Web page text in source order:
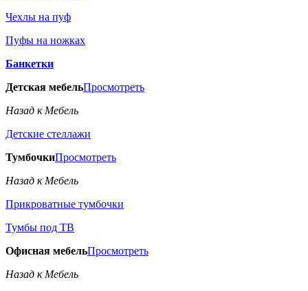
Чехлы на пуф
Пуфы на ножках
Банкетки
Детская мебельПросмотреть
Назад к Мебель
Детские стеллажи
ТумбочкиПросмотреть
Назад к Мебель
Прикроватные тумбочки
Тумбы под ТВ
Офисная мебельПросмотреть
Назад к Мебель